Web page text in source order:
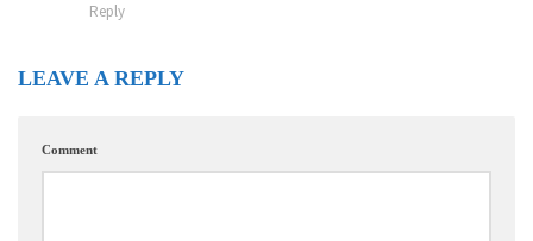
Reply
LEAVE A REPLY
Comment